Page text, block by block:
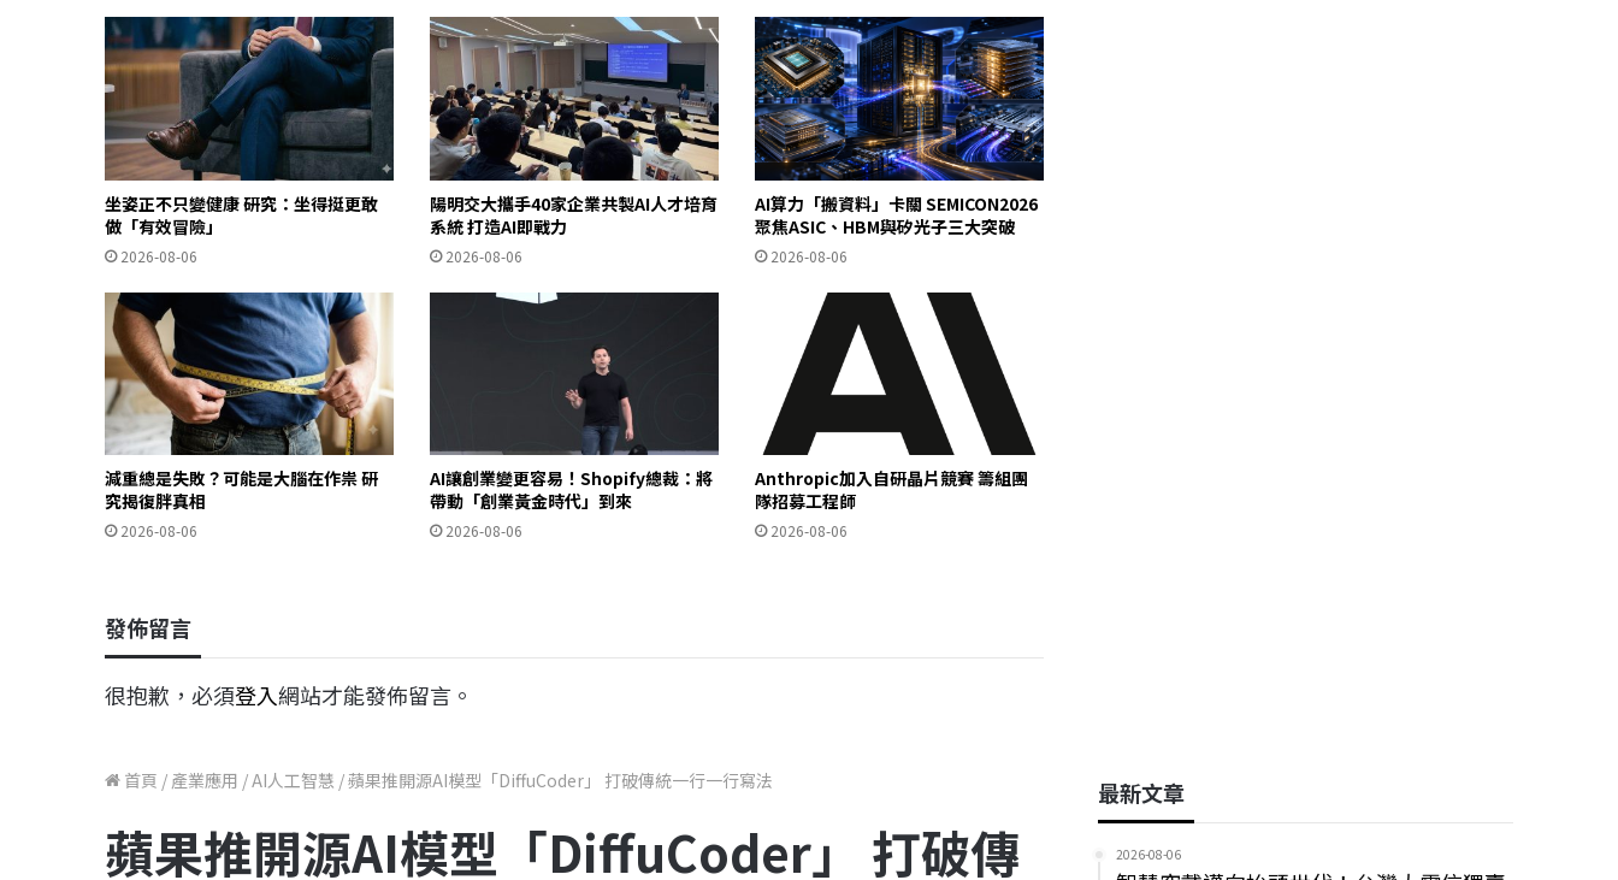
坐姿正不只變健康 研究：坐得挺更敢
做「有效冒險」
2026-08-06
陽明交大攜手40家企業共製AI人才培育
系統 打造AI即戰力
2026-08-06
AI算力「搬資料」卡關 SEMICON2026
聚焦ASIC、HBM與矽光子三大突破
2026-08-06
減重總是失敗？可能是大腦在作祟 研
究揭復胖真相
2026-08-06
AI讓創業變更容易！Shopify總裁：將
帶動「創業黃金時代」到來
2026-08-06
Anthropic加入自研晶片競賽 籌組團
隊招募工程師
2026-08-06
發佈留言
很抱歉，必須登入網站才能發佈留言。